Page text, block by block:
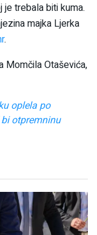
trebala biti kuma.
majka Ljerka
.
Momčila Otaševića,
oplela po
otpremninu